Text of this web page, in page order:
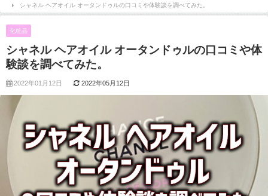
シャネル ヘアオイル オータンドゥルの口コミや体験談を調べてみた。
化粧品
シャネル ヘアオイル オータンドゥルの口コミや体
験談を調べてみた。
2022年01月12日 2022年05月12日